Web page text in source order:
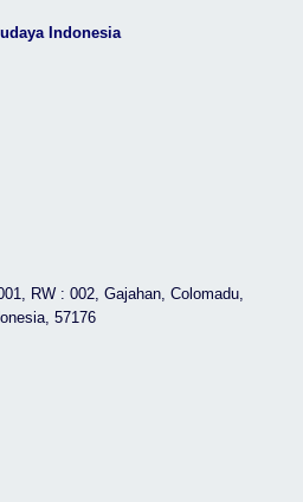
Indonesia
RW : 002, Gajahan, Colomadu,
57176